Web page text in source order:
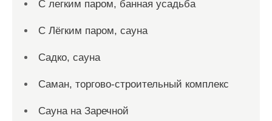
С легким паром, банная усадьба
С Лёгким паром, сауна
Садко, сауна
Саман, торгово-строительный комплекс
Сауна на Заречной